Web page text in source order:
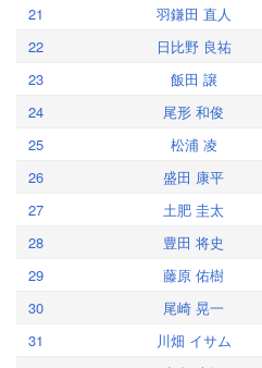
21
羽鎌田 直人
22
日比野 良祐
23
飯田 譲
24
尾形 和俊
25
松浦 凌
26
盛田 康平
27
土肥 圭太
28
豊田 将史
29
藤原 佑樹
30
尾崎 晃一
31
川畑 イサム